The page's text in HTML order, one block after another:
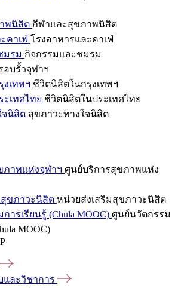
พนิสิต กีฬาและสุขภาพนิสิต
คาเฟ่ โรงอาหารและคาเฟ่
มรม กิจกรรมและชมรม
อบรั้วจุฬาฯ
เทพฯ ชีวิตนิสิตในกรุงเทพฯ
เทศไทย ชีวิตนิสิตในประเทศไทย
จนิสิต สุขภาวะทางใจนิสิต
ภาพแห่งจุฬาฯ ศูนย์บริการสุขภาพแห่ง
ขภาวะนิสิต หน่วยส่งเสริมสุขภาวะนิสิต
ารเรียนรู้ (Chula MOOC) ศูนย์นวัตกรรม
MOOC)
ละวิชาการ